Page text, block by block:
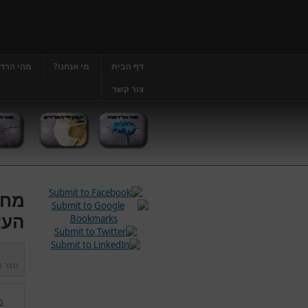
דף הבית מי אנחנו? מהי
צור קשר
נוצר